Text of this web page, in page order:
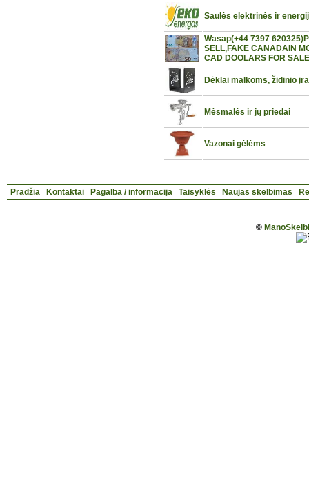
Saulės elektrinės ir
Wasap(+44 7397
SELL,FAKE CANADAIN
CAD DOOLARS FOR
Dėklai malkoms, židinio
Mėsmalės ir jų priedai
Vazonai gėlėms
Pradžia Kontaktai Pagalba / informacija Taisyklės Naujas skelbimas
©